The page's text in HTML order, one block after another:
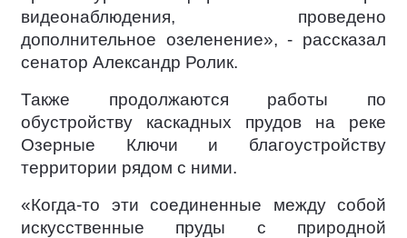
видеонаблюдения, проведено
дополнительное озеленение», - рассказал
сенатор Александр Ролик.
Также продолжаются работы по
обустройству каскадных прудов на реке
Озерные Ключи и благоустройству
территории рядом с ними.
«Когда-то эти соединенные между собой
искусственные пруды с природной